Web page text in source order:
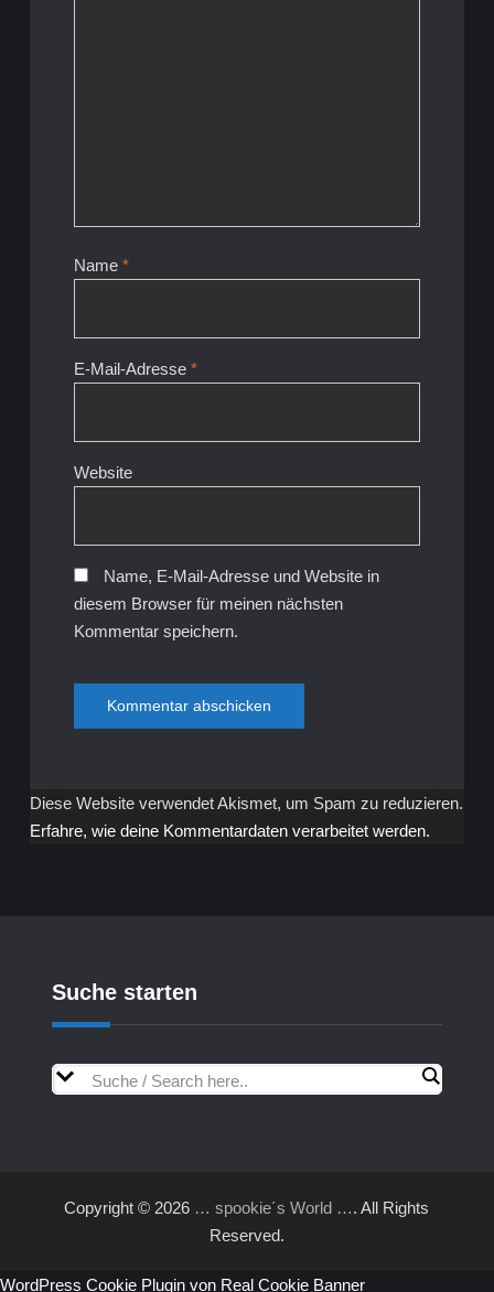
Name *
E-Mail-Adresse *
Website
Name, E-Mail-Adresse und Website in
diesem Browser für meinen nächsten
Kommentar speichern.
Diese Website verwendet Akismet, um Spam zu reduzieren.
Erfahre, wie deine Kommentardaten verarbeitet werden.
Suche starten
Copyright © 2026 … spookie´s World …. All Rights
Reserved.
WordPress Cookie Plugin von Real Cookie Banner